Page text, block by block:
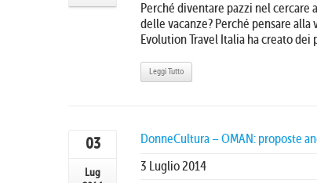
Perché diventare pazzi nel
delle vacanze? Perché pensare alla
Evolution Travel Italia ha creato dei
Leggi Tutto
03
Lug
DonneCultura – OMAN: proposte
3 Luglio 2014